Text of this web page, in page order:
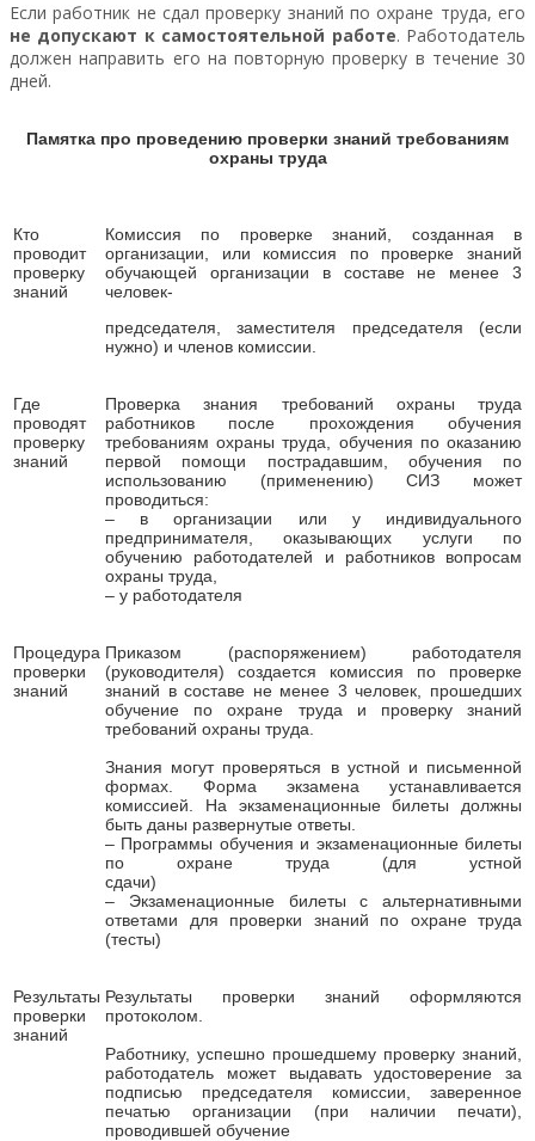
Если работник не сдал проверку знаний по охране труда, его
не допускают к самостоятельной работе. Работодатель
должен направить его на повторную проверку в течение 30
дней.
Памятка про проведению проверки знаний требованиям
охраны труда
Кто
проводит
проверку
знаний
Комиссия по проверке знаний, созданная в
организации, или комиссия по проверке знаний
обучающей организации в составе не менее 3
человек-
председателя, заместителя председателя (если
нужно) и членов комиссии.
Где
проводят
проверку
знаний
Проверка знания требований охраны труда
работников после прохождения обучения
требованиям охраны труда, обучения по оказанию
первой помощи пострадавшим, обучения по
использованию (применению) СИЗ может
проводиться:
– в организации или у индивидуального
предпринимателя, оказывающих услуги по
обучению работодателей и работников вопросам
охраны труда,
– у работодателя
Процедура
проверки
знаний
Приказом (распоряжением) работодателя
(руководителя) создается комиссия по проверке
знаний в составе не менее 3 человек, прошедших
обучение по охране труда и проверку знаний
требований охраны труда.
Знания могут проверяться в устной и письменной
формах. Форма экзамена устанавливается
комиссией. На экзаменационные билеты должны
быть даны развернутые ответы.
– Программы обучения и экзаменационные билеты
по охране труда (для устной
сдачи)
– Экзаменационные билеты с альтернативными
ответами для проверки знаний по охране труда
(тесты)
Результаты
проверки
знаний
Результаты проверки знаний оформляются
протоколом.
Работнику, успешно прошедшему проверку знаний,
работодатель может выдавать удостоверение за
подписью председателя комиссии, заверенное
печатью организации (при наличии печати),
проводившей обучение